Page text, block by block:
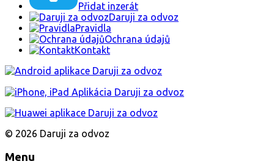
Přidat inzerát
Daruji za odvoz
Pravidla
Ochrana údajů
Kontakt
© 2026 Daruji za odvoz
Menu